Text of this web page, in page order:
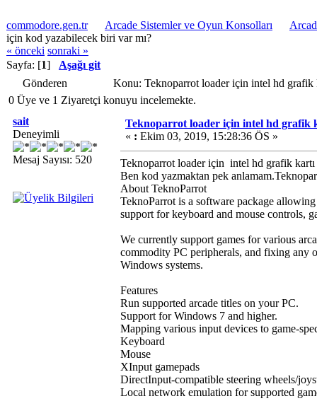
commodore.gen.tr Arcade Sistemler ve Oyun Konsolları
için kod yazabilecek biri var mı?
« önceki sonraki »
Sayfa: [1] Aşağı git
Gönderen
Konu: Teknoparrot loader için intel hd grafik
0 Üye ve 1 Ziyaretçi konuyu incelemekte.
sait
Deneyimli
Mesaj Sayısı: 520
Teknoparrot loader için intel hd grafik
« : Ekim 03, 2019, 15:28:36 ÖS »
Teknoparrot loader için intel hd grafik
Ben kod yazmaktan pek
About TeknoParrot
TeknoParrot is a software package
support for keyboard and mouse controls,
We currently support games for various
commodity PC peripherals, and fixing any
Windows systems.
Features
Run supported arcade titles on your PC.
Support for Windows 7 and higher.
Mapping various input devices to game-
Keyboard
Mouse
XInput gamepads
DirectInput-compatible steering wheels/
Local network emulation for supported